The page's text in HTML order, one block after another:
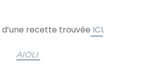
recette trouvée ICI.
AIOLI